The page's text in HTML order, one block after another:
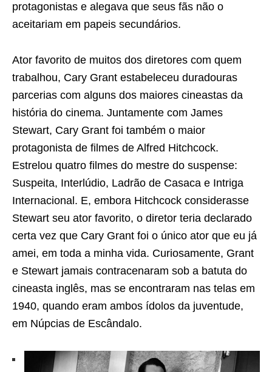
protagonistas e alegava que seus fãs não o
aceitariam em papeis secundários.
Ator favorito de muitos dos diretores com quem
trabalhou, Cary Grant estabeleceu duradouras
parcerias com alguns dos maiores cineastas da
história do cinema. Juntamente com James
Stewart, Cary Grant foi também o maior
protagonista de filmes de Alfred Hitchcock.
Estrelou quatro filmes do mestre do suspense:
Suspeita, Interlúdio, Ladrão de Casaca e Intriga
Internacional. E, embora Hitchcock considerasse
Stewart seu ator favorito, o diretor teria declarado
certa vez que Cary Grant foi o único ator que eu já
amei, em toda a minha vida. Curiosamente, Grant
e Stewart jamais contracenaram sob a batuta do
cineasta inglês, mas se encontraram nas telas em
1940, quando eram ambos ídolos da juventude,
em Núpcias de Escândalo.